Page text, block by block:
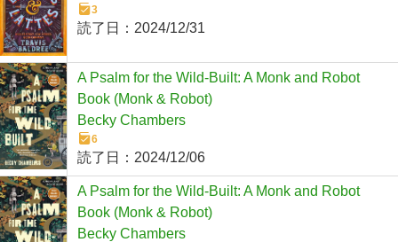
3
読了日： 2024/12/31
A Psalm for the Wild-Built: A Monk and Robot
Book (Monk & Robot)
Becky Chambers
6
読了日： 2024/12/06
A Psalm for the Wild-Built: A Monk and Robot
Book (Monk & Robot)
Becky Chambers